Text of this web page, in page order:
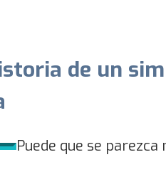
de un
Puede que se